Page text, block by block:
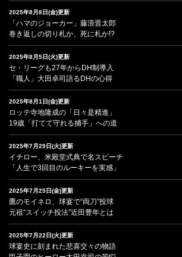
2025年8月8日(金)更新
「ハマのジョーカー」藤浪晋太郎
巻き返しの切り札か、死に札か!?
2025年8月5日(火)更新
セ・リーグも27年からDH制導入
「職人」大田卓司語るDHの心得
2025年8月1日(金)更新
ロッテ寺地隆成の「日々是精進」
19歳「打てて守れる捕手」への道
2025年7月29日(火)更新
イチロー、米殿堂式典で名スピーチ
「人生で3回目のルーキーを実感」
2025年7月25日(金)更新
鷹のモイネロ、球宴で“両刀”投球
元祖“スイッチ投法”近田豊年とは
2025年7月22日(火)更新
球宴史に刻まれた悲喜交々の物語